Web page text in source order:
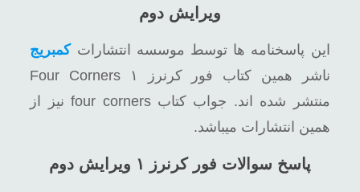
ویرایش دوم
این پاسخنامه ها توسط موسسه انتشاراتکمبریج
ناشر همین کتاب فور کرنرز ۱ Four Corners
منتشر شده اند. جواب کتاب four corners نیز از
همین انتشارات میباشد.
پاسخ سوالات فور کرنرز ۱ ویرایش دوم